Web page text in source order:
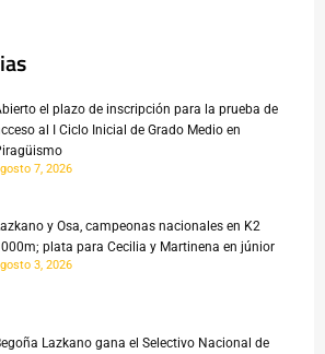
el plazo de inscripción para la prueba de
al I Ciclo Inicial de Grado Medio en
7, 2026
y Osa, campeonas nacionales en K2
plata para Cecilia y Martinena en júnior
3, 2026
Lazkano gana el Selectivo Nacional de